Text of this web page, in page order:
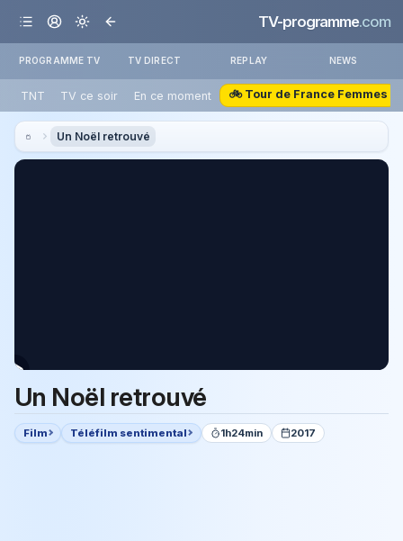
TV-programme.com
PROGRAMME TV TV DIRECT REPLAY NEWS
TNT TV ce soir En ce moment 🚲 Tour de France Femmes
Un Noël retrouvé
Un Noël retrouvé
Film Téléfilm sentimental 1h24min 2017